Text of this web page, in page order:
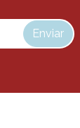
Enviar